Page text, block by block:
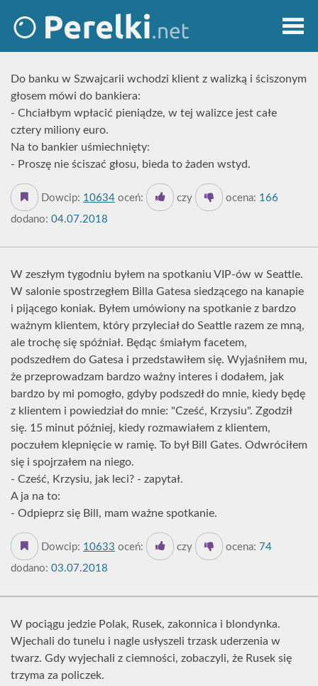
Do banku w Szwajcarii wchodzi klient z walizką i ściszonym
głosem mówi do bankiera:
- Chciałbym wpłacić pieniądze, w tej walizce jest całe
cztery miliony euro.
Na to bankier uśmiechnięty:
- Proszę nie ściszać głosu, bieda to żaden wstyd.
Dowcip: 10634 oceń: czy ocena: 166
dodano: 04.07.2018
W zeszłym tygodniu byłem na spotkaniu VIP-ów w Seattle.
W salonie spostrzegłem Billa Gatesa siedzącego na kanapie
i pijącego koniak. Byłem umówiony na spotkanie z bardzo
ważnym klientem, który przyleciał do Seattle razem ze mną,
ale trochę się spóźniał. Będąc śmiałym facetem,
podszedłem do Gatesa i przedstawiłem się. Wyjaśniłem mu,
że przeprowadzam bardzo ważny interes i dodałem, jak
bardzo by mi pomogło, gdyby podszedł do mnie, kiedy będę
z klientem i powiedział do mnie: "Cześć, Krzysiu". Zgodził
się. 15 minut później, kiedy rozmawiałem z klientem,
poczułem klepnięcie w ramię. To był Bill Gates. Odwróciłem
się i spojrzałem na niego.
- Cześć, Krzysiu, jak leci? - zapytał.
A ja na to:
- Odpieprz się Bill, mam ważne spotkanie.
Dowcip: 10633 oceń: czy ocena: 74
dodano: 03.07.2018
W pociągu jedzie Polak, Rusek, zakonnica i blondynka.
Wjechali do tunelu i nagle usłyszeli trzask uderzenia w
twarz. Gdy wyjechali z ciemności, zobaczyli, że Rusek się
trzyma za policzek.